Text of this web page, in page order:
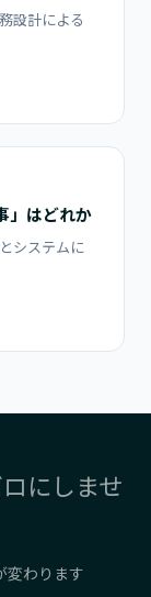
設計による
」はどれか
システムに
にしませ
変わります